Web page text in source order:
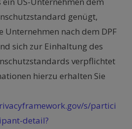
genügt,
Unternehmen nach dem DPF
sich zur Einhaltung des
verpflichtet
hierzu erhalten Sie
s/partici
detail?